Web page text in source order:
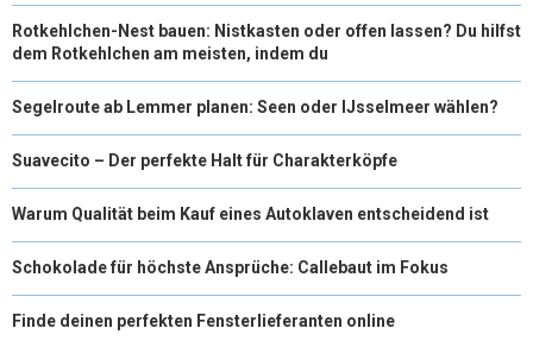
Rotkehlchen-Nest bauen: Nistkasten oder offen lassen? Du hilfst
dem Rotkehlchen am meisten, indem du
Segelroute ab Lemmer planen: Seen oder IJsselmeer wählen?
Suavecito – Der perfekte Halt für Charakterköpfe
Warum Qualität beim Kauf eines Autoklaven entscheidend ist
Schokolade für höchste Ansprüche: Callebaut im Fokus
Finde deinen perfekten Fensterlieferanten online